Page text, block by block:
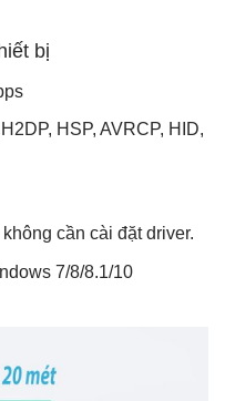
bị
HSP, AVRCP, HID,
cần cài đặt driver.
7/8/8.1/10